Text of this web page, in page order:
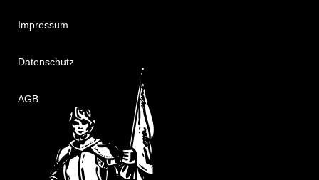
Impressum
Datenschutz
AGB